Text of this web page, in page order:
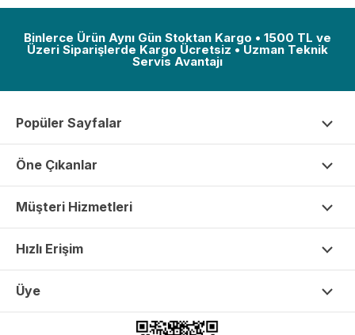
Binlerce Ürün Aynı Gün Stoktan Kargo • 1500 TL ve
Üzeri Siparişlerde Kargo Ücretsiz • Uzman Teknik
Servis Avantajı
Popüler Sayfalar
Öne Çıkanlar
Müşteri Hizmetleri
Hızlı Erişim
Üye